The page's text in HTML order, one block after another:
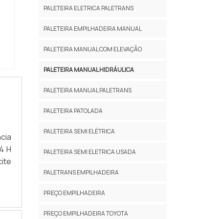
e
H
PALETEIRA ELETRICA PALETRANS
PALETEIRA EMPILHADEIRA MANUAL
PALETEIRA MANUAL COM ELEVAÇÃO
PALETEIRA MANUAL HIDRÁULICA
PALETEIRA MANUAL PALETRANS
PALETEIRA PATOLADA
PALETEIRA SEMI ELÉTRICA
PALETEIRA SEMI ELETRICA USADA
PALETRANS EMPILHADEIRA
PREÇO EMPILHADEIRA
PREÇO EMPILHADEIRA TOYOTA